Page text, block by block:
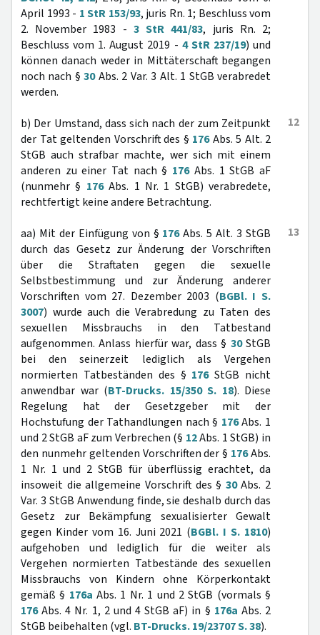
April 1993 - 1 StR 153/93, juris Rn. 1; Beschluss vom
2. November 1983 - 3 StR 441/83, juris Rn. 2;
Beschluss vom 1. August 2019 - 4 StR 237/19) und
können danach weder in Mittäterschaft begangen
noch nach §30Abs. 2 Var. 3 Alt. 1 StGB verabredet
werden.
12
b) Der Umstand, dass sich nach der zum Zeitpunkt
der Tat geltenden Vorschrift des § 176Abs. 5 Alt. 2
StGB auch strafbar machte, wer sich mit einem
anderen zu einer Tat nach § 176Abs. 1 StGB aF
(nunmehr § 176Abs. 1 Nr. 1 StGB) verabredete,
rechtfertigt keine andere Betrachtung.
13
aa) Mit der Einfügung von § 176Abs. 5 Alt. 3 StGB
durch das Gesetz zur Änderung der Vorschriften
über die Straftaten gegen die sexuelle
Selbstbestimmung und zur Änderung anderer
Vorschriften vom 27. Dezember 2003 (BGBl. I S.
3007) wurde auch die Verabredung zu Taten des
sexuellen Missbrauchs in den Tatbestand
aufgenommen. Anlass hierfür war, dass § 30StGB
bei den seinerzeit lediglich als Vergehen
normierten Tatbeständen des § 176StGB nicht
anwendbar war (BT-Drucks. 15/350 S. 18). Diese
Regelung hat der Gesetzgeber mit der
Hochstufung der Tathandlungen nach § 176Abs. 1
und 2 StGB aF zum Verbrechen (§ 12Abs. 1 StGB) in
den nunmehr geltenden Vorschriften der § 176Abs.
1 Nr. 1 und 2 StGB für überflüssig erachtet, da
insoweit die allgemeine Vorschrift des § 30Abs. 2
Var. 3 StGB Anwendung finde, sie deshalb durch das
Gesetz zur Bekämpfung sexualisierter Gewalt
gegen Kinder vom 16. Juni 2021 (BGBl. I S. 1810)
aufgehoben und lediglich für die weiter als
Vergehen normierten Tatbestände des sexuellen
Missbrauchs von Kindern ohne Körperkontakt
gemäß § 176a Abs. 1 Nr. 1 und 2 StGB (vormals §
176Abs. 4 Nr. 1, 2 und 4 StGB aF) in § 176a Abs. 2
StGB beibehalten (vgl. BT-Drucks. 19/23707 S. 38).